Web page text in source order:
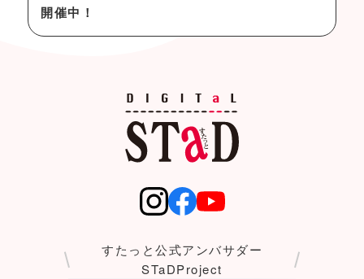
開催中！
すたっと公式アンバサダー
STaDProject